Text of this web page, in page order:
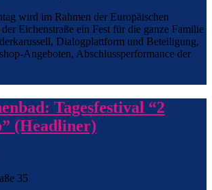
wird im Rahmen der Europäischen
Eichenstraße ein Fest für die ganze Familie
Dialogplattform und Beteiligung,
Angeboten, Abschlussperformance der
Tagesfestival “2
(Headliner)
35